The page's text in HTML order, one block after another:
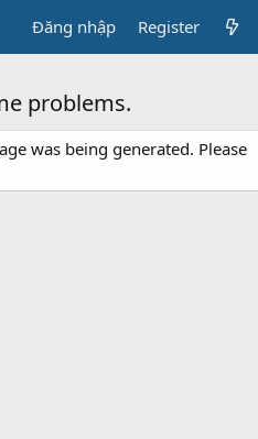
Đăng nhập Register
problems.
was being generated. Please